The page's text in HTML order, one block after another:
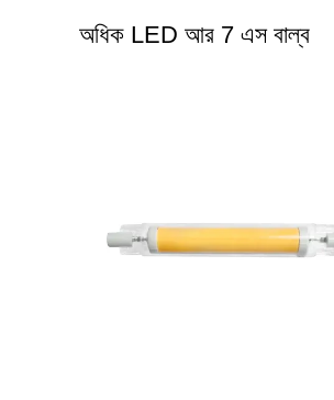
অধিক LED আর 7 এস বাল্ব